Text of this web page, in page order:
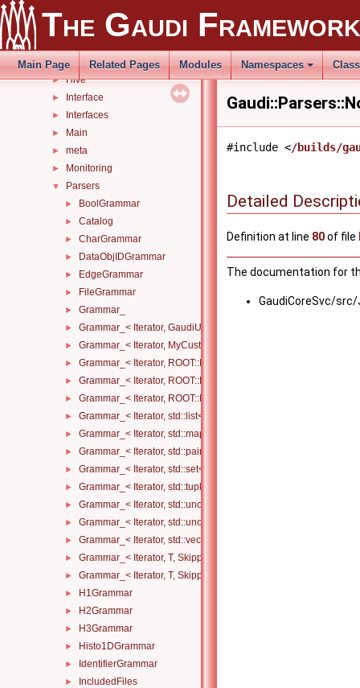
The Gaudi Framework
Main Page Related Pages Modules Namespaces
Functional
► Histograming
► Hive
► Interface
► Interfaces
► Main
► meta
► Monitoring
▼ Parsers
► BoolGrammar
► Catalog
► CharGrammar
► DataObjIDGrammar
► EdgeGrammar
► FileGrammar
► Grammar_
► Grammar_< Iterator, GaudiUtils::VectorMap< KeyT, ValueT,
► Grammar_< Iterator, MyCustomType, Skipper >
► Grammar_< Iterator, ROOT::Math::DisplacementVector3D< T1,
► Grammar_< Iterator, ROOT::Math::LorentzVector< T1 >, Skipper >
► Grammar_< Iterator, ROOT::Math::PositionVector3D< T1, T2 >,
► Grammar_< Iterator, std::list< InnerT, AllocatorT >, Skipper >
► Grammar_< Iterator, std::map< KeyT, ValueT, KeyCompareT,
► Grammar_< Iterator, std::pair< KeyT, ValueT >, Skipper >
► Grammar_< Iterator, std::set< InnerT, CompareT, AllocatorT >,
► Grammar_< Iterator, std::tuple< Args... >, Skipper >
► Grammar_< Iterator, std::unordered_map< KeyT, ValueT,
► Grammar_< Iterator, std::unordered_set< InnerT, HashT,
► Grammar_< Iterator, std::vector< InnerT, AllocatorT >, Skipper >
► Grammar_< Iterator, T, Skipper, std::enable_if_t<
► Grammar_< Iterator, T, Skipper, std::enable_if_t<
► H1Grammar
► H2Grammar
► H3Grammar
► Histo1DGrammar
► IdentifierGrammar
► IncludedFiles
#include </builds/
Detailed
Definition at line 80of file
The documentation for
GaudiCoreSvc/